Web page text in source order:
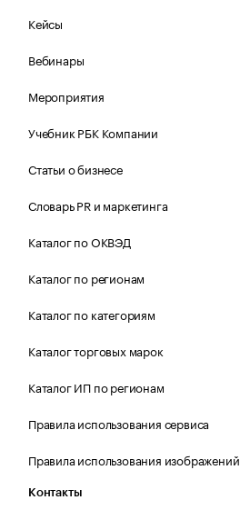
Кейсы
Вебинары
Мероприятия
Учебник РБК Компании
Статьи о бизнесе
Словарь PR и маркетинга
Каталог по ОКВЭД
Каталог по регионам
Каталог по категориям
Каталог торговых марок
Каталог ИП по регионам
Правила использования сервиса
Правила использования изображений
Контакты